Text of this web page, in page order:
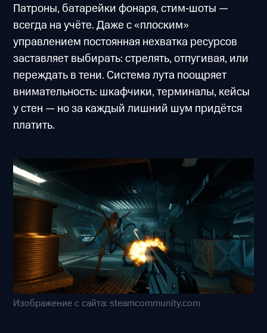
Патроны, батарейки фонаря, стим‑шоты —
всегда на учёте. Даже с «плоским»
управлением постоянная нехватка ресурсов
заставляет выбирать: стрелять, отпугивая, или
переждать в тени. Система лута поощряет
внимательность: шкафчики, терминалы, кейсы
у стен — но за каждый лишний шум придётся
платить.
Изображение с сайта: steamcommunity.com